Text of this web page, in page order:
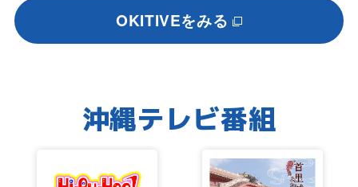
OKITIVEをみる
沖縄テレビ番組